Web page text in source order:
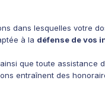
dans lesquelles votre
à la défense de vos
que toute assistance
entraînent des